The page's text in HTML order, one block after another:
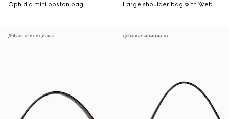
Ophidia mini boston bag Large shoulder bag with Web
Добавьте инициалы Добавьте инициалы